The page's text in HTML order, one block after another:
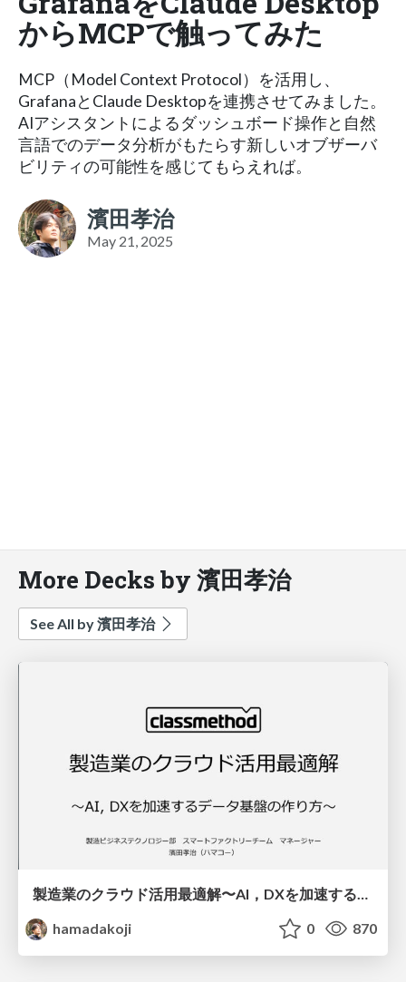
からMCPで触ってみた
MCP（Model Context Protocol）を活用し、
GrafanaとClaude Desktopを連携させてみました。
AIアシスタントによるダッシュボード操作と自然
言語でのデータ分析がもたらす新しいオブザーバ
ビリティの可能性を感じてもらえれば。
濱田孝治
May 21, 2025
More Decks by 濱田孝治
See All by 濱田孝治
製造業のクラウド活用最適解〜AI，DXを加速するデータ基盤の作り方〜
hamadakoji
0 870